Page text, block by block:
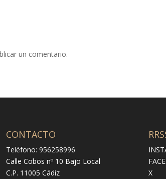
un comentario.
CONTACTO
Teléfono: 956258996
Calle Cobos nº 10 Bajo Local
C.P. 11005 Cádiz
X